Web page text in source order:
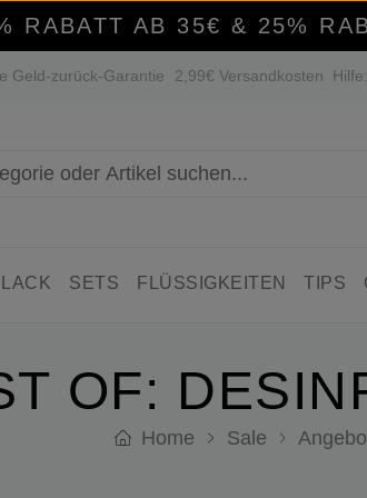
RABATT AB 35€ & 25%
Geld-zurück-Garantie 2,99€ Versandkosten
SETS FLÜSSIGKEITEN TIPS
OF:
Home Sale